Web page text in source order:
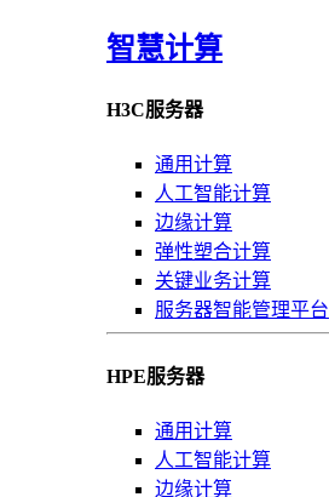
智慧计算
H3C服务器
通用计算
人工智能计算
边缘计算
弹性塑合计算
关键业务计算
服务器智能管理平台
HPE服务器
通用计算
人工智能计算
边缘计算